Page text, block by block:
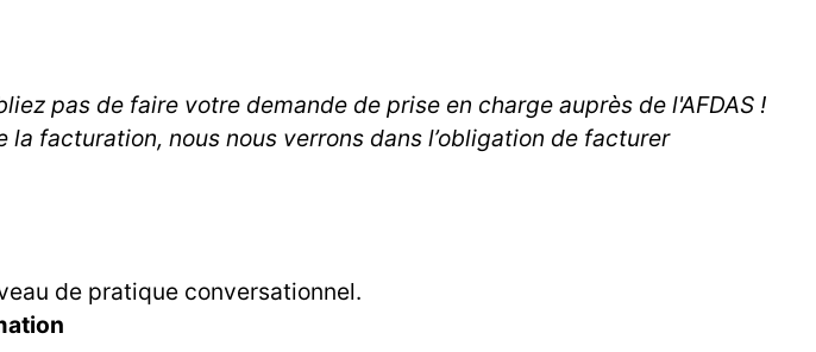
pas de faire votre demande de prise en charge auprès de l'AFDAS !
facturation, nous nous verrons dans l’obligation de facturer
de pratique conversationnel.